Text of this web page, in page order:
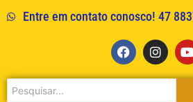
Entre em contato conosco! 47